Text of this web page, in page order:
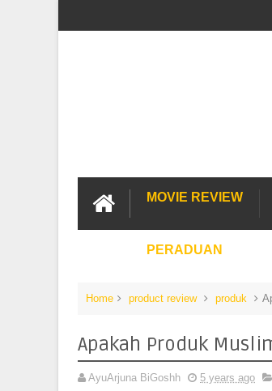
MOVIE REVIEW
PERADUAN
Home product review produk
Apakah Produk
AyuArjuna BiGoshh 5 years ago